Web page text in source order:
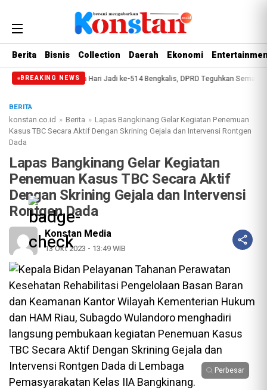
Berita Bisnis Collection Daerah Ekonomi
BREAKING NEWS
Paripurna Hari Jadi ke-514 Bengkalis, DPRD Teguhkan Semangat
BERITA
konstan.co.id » Berita » Lapas Bangkinang Gelar Kegiatan Penemuan
Kasus TBC Secara Aktif Dengan Skrining Gejala dan Intervensi Rontgen
Dada
Lapas Bangkinang Gelar Kegiatan
Penemuan Kasus TBC Secara Aktif
Dengan Skrining Gejala dan Intervensi
Rontgen Dada
Konstan Media
13 Okt 2023 - 13:49 WIB
Perbesar